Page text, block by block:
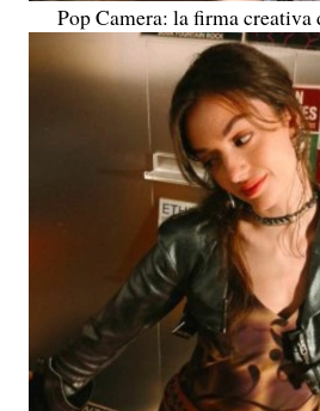
Pop Camera: la firma creativa